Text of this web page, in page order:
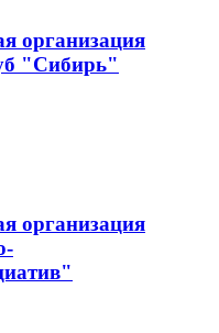
организация
"Сибирь"
организация